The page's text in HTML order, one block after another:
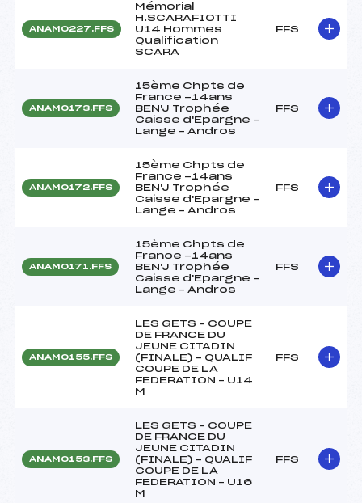
ANAM0227.FFS
Mémorial
H.SCARAFIOTTI
U14 Hommes
Qualification
SCARA
FFS
ANAM0173.FFS
15ème Chpts de
France -14ans
BEN'J Trophée
Caisse d'Epargne –
Lange – Andros
FFS
ANAM0172.FFS
15ème Chpts de
France -14ans
BEN'J Trophée
Caisse d'Epargne –
Lange – Andros
FFS
ANAM0171.FFS
15ème Chpts de
France -14ans
BEN'J Trophée
Caisse d'Epargne –
Lange – Andros
FFS
ANAM0155.FFS
LES GETS – COUPE
DE FRANCE DU
JEUNE CITADIN
(FINALE) – QUALIF
COUPE DE LA
FEDERATION – U14
M
FFS
ANAM0153.FFS
LES GETS – COUPE
DE FRANCE DU
JEUNE CITADIN
(FINALE) – QUALIF
COUPE DE LA
FEDERATION – U16
M
FFS